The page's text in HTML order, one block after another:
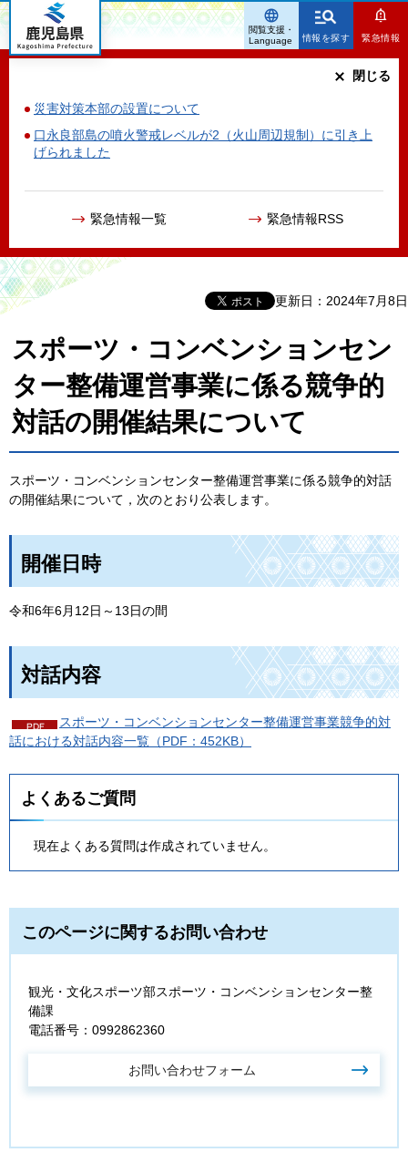
鹿児島県
情報を探す 緊急情報
災害対策本部の設置について
口永良部島の噴火警戒レベルが2（火山周辺規制）に引き上
げられました
緊急情報一覧 緊急情報RSS
閉じる
閲覧支援・
Language
更新日：2024年7月8日
スポーツ・コンベンションセン
ター整備運営事業に係る競争的
対話の開催結果について
スポーツ・コンベンションセンター整備運営事業に係る競争的対話
の開催結果について，次のとおり公表します。
開催日時
令和6年6月12日～13日の間
対話内容
スポーツ・コンベンションセンター整備運営事業競争的対
話における対話内容一覧（PDF：452KB）
よくあるご質問
現在よくある質問は作成されていません。
このページに関するお問い合わせ
観光・文化スポーツ部スポーツ・コンベンションセンター整
備課
電話番号：0992862360